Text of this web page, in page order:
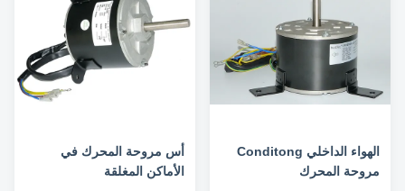
الهواء الداخلي Conditong
مروحة المحرك
أس مروحة المحرك في
الأماكن المغلقة